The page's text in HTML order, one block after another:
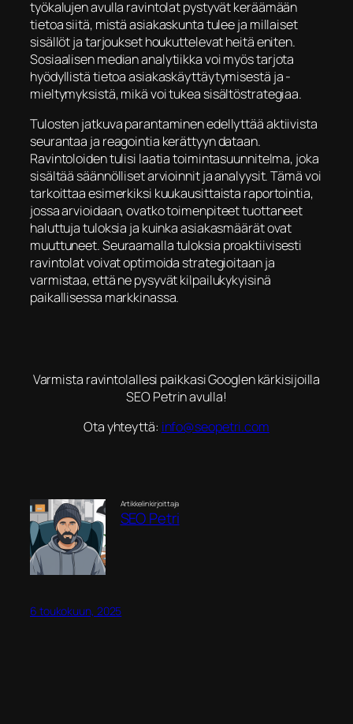
työkalujen avulla ravintolat pystyvät keräämään
tietoa siitä, mistä asiakaskunta tulee ja millaiset
sisällöt ja tarjoukset houkuttelevat heitä eniten.
Sosiaalisen median analytiikka voi myös tarjota
hyödyllistä tietoa asiakaskäyttäytymisestä ja -
mieltymyksistä, mikä voi tukea sisältöstrategiaa.
Tulosten jatkuva parantaminen edellyttää aktiivista
seurantaa ja reagointia kerättyyn dataan.
Ravintoloiden tulisi laatia toimintasuunnitelma, joka
sisältää säännölliset arvioinnit ja analyysit. Tämä voi
tarkoittaa esimerkiksi kuukausittaista raportointia,
jossa arvioidaan, ovatko toimenpiteet tuottaneet
haluttuja tuloksia ja kuinka asiakasmäärät ovat
muuttuneet. Seuraamalla tuloksia proaktiivisesti
ravintolat voivat optimoida strategioitaan ja
varmistaa, että ne pysyvät kilpailukykyisinä
paikallisessa markkinassa.
Varmista ravintolallesi paikkasi Googlen kärkisijoilla
SEO Petrin avulla!
Ota yhteyttä: info@seopetri.com
Artikkelin kirjoittaja
SEO Petri
6 toukokuun, 2025